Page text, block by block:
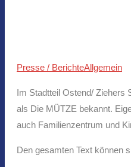
Presse / BerichteAllgemein
Im Stadtteil Ostend/ Ziehers
als Die MÜTZE bekannt.
auch Familienzentrum und
Den gesamten Text können